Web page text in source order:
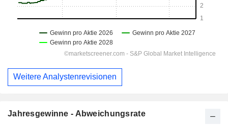
Weitere Analystenrevisionen
Jahresgewinne - Abweichungsrate